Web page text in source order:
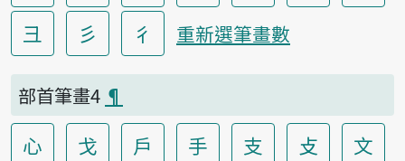
彐
彡 彳 重新選筆畫數
部首筆畫4 ¶
心 戈 戶 手 支 攴
文